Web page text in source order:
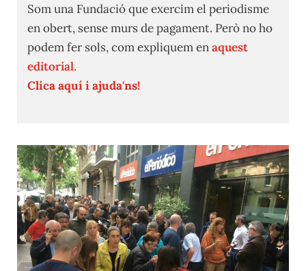
Som una Fundació que exercim el periodisme
en obert, sense murs de pagament. Però no ho
podem fer sols, com expliquem enaquest
editorial.
Clica aquí i ajuda'ns!